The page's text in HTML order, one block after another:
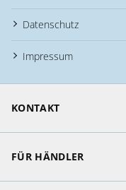
Datenschutz
Impressum
KONTAKT
FÜR HÄNDLER